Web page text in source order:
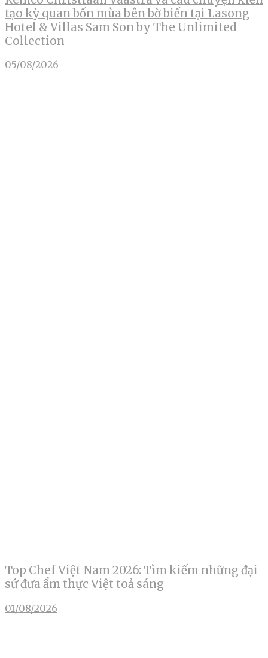
tạo kỳ quan bốn mùa bên bờ biển tại Lasong
Hotel & Villas Sam Son by The Unlimited
Collection
05/08/2026
Top Chef Việt Nam 2026: Tìm kiếm những đại
sứ đưa ẩm thực Việt toả sáng
01/08/2026